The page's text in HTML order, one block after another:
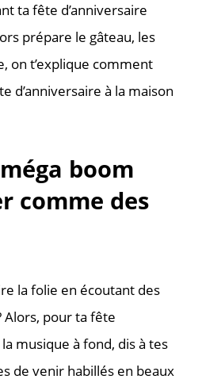
ta fête d’anniversaire
prépare le gâteau, les
on t’explique comment
d’anniversaire à la maison
boom
comme des
la folie en écoutant des
Alors, pour ta fête
musique à fond, dis à tes
de venir habillés en beaux